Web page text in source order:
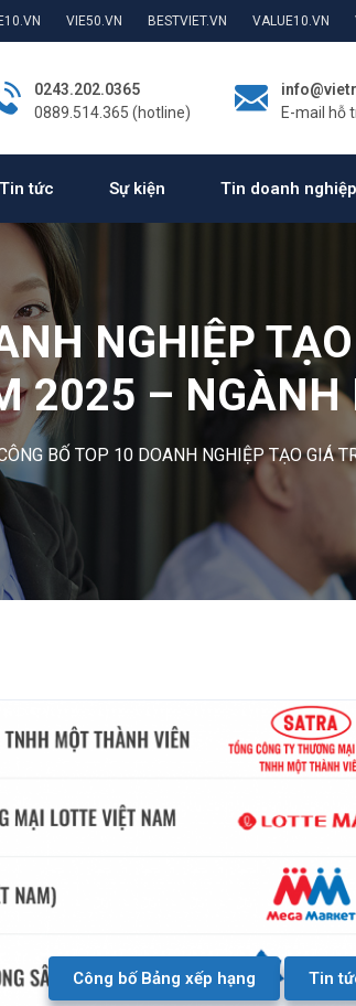
VIE50.VN BESTVIET.VN VALUE10.VN
0243.202.0365
0889.514.365 (hotline)
E-mail hỗ
Tin tức Sự kiện Tin doanh nghiệp
NGHIỆP
2025 – NGÀNH
BỐ TOP 10 DOANH NGHIỆP TẠO GIÁ
Công bố Bảng xếp hạng Tin